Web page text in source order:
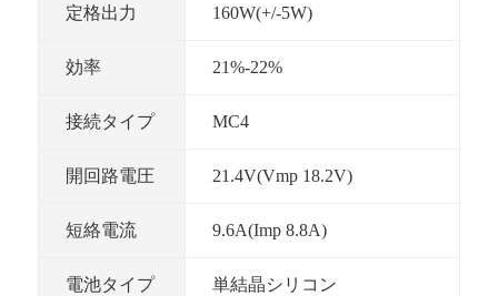
定格出力 160W(+/-5W)
効率 21%-22%
接続タイプ MC4
開回路電圧 21.4V(Vmp 18.2V)
短絡電流 9.6A(Imp 8.8A)
電池タイプ 単結晶シリコン